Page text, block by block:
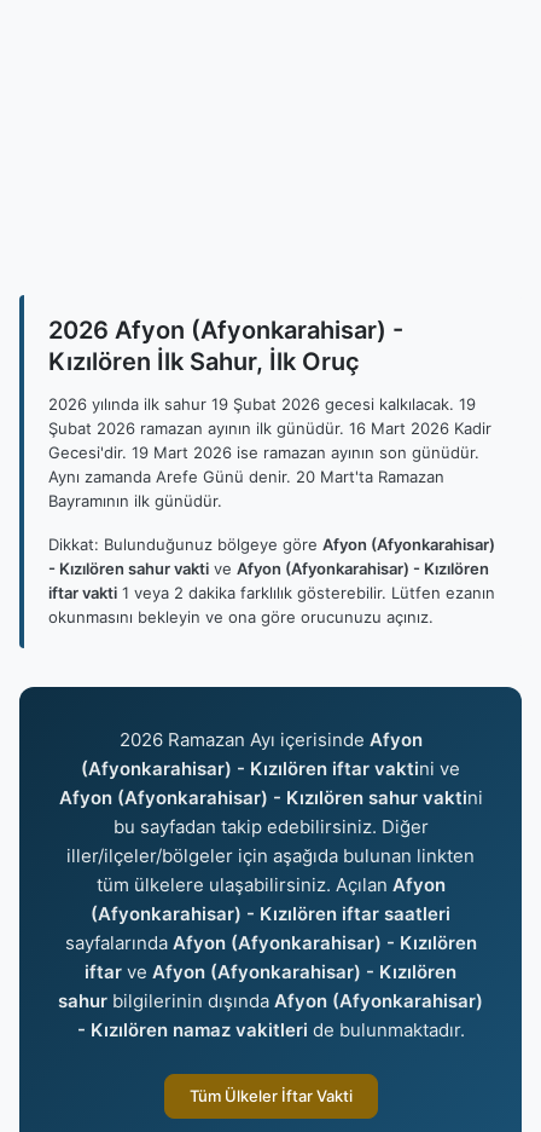
2026 Afyon (Afyonkarahisar) -
Kızılören İlk Sahur, İlk Oruç
2026 yılında ilk sahur 19 Şubat 2026 gecesi kalkılacak. 19
Şubat 2026 ramazan ayının ilk günüdür. 16 Mart 2026 Kadir
Gecesi'dir. 19 Mart 2026 ise ramazan ayının son günüdür.
Aynı zamanda Arefe Günü denir. 20 Mart'ta Ramazan
Bayramının ilk günüdür.
Dikkat: Bulunduğunuz bölgeye göre Afyon (Afyonkarahisar)
- Kızılören sahur vakti ve Afyon (Afyonkarahisar) - Kızılören
iftar vakti 1 veya 2 dakika farklılık gösterebilir. Lütfen ezanın
okunmasını bekleyin ve ona göre orucunuzu açınız.
2026 Ramazan Ayı içerisinde Afyon
(Afyonkarahisar) - Kızılören iftar vaktini ve
Afyon (Afyonkarahisar) - Kızılören sahur vaktini
bu sayfadan takip edebilirsiniz. Diğer
iller/ilçeler/bölgeler için aşağıda bulunan linkten
tüm ülkelere ulaşabilirsiniz. Açılan Afyon
(Afyonkarahisar) - Kızılören iftar saatleri
sayfalarında Afyon (Afyonkarahisar) - Kızılören
iftar ve Afyon (Afyonkarahisar) - Kızılören
sahur bilgilerinin dışında Afyon (Afyonkarahisar)
- Kızılören namaz vakitleri de bulunmaktadır.
Tüm Ülkeler İftar Vakti